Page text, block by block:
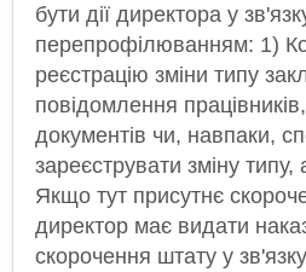
бути дії директора у
перепрофілюванням: 1)
реєстрацію зміни типу
повідомлення
документів чи, навпаки,
зареєструвати зміну типу,
Якщо тут присутнє
директор має видати
скорочення штату у зв'язку